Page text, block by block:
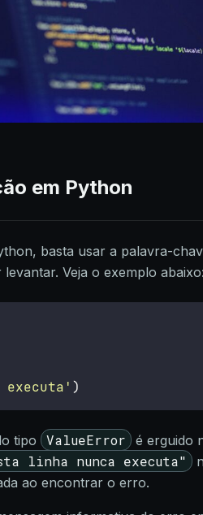
em Python
basta usar a palavra-
Veja o exemplo abaixo:
' )
tipo ValueError
é erguido
linha nunca executa"
ao encontrar o erro.